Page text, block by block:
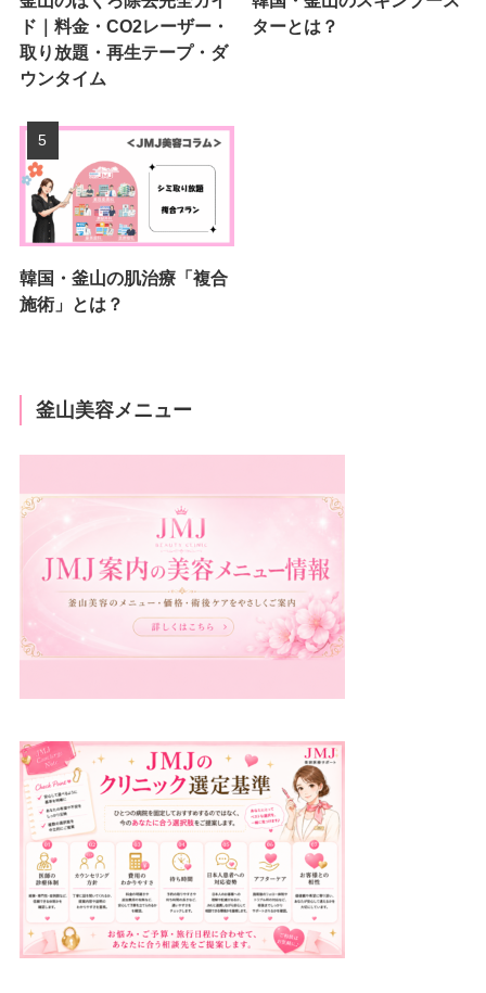
ド｜料金・CO2レーザー・
取り放題・再生テープ・ダ
ウンタイム
ターとは？
韓国・釜山の肌治療「複合
施術」とは？
釜山美容メニュー